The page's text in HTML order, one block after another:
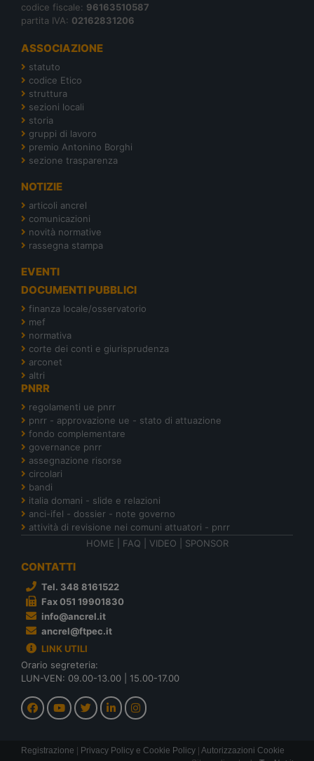
codice fiscale: 96163510587
partita IVA: 02162831206
ASSOCIAZIONE
statuto
codice Etico
struttura
sezioni locali
storia
gruppi di lavoro
premio Antonino Borghi
sezione trasparenza
NOTIZIE
articoli ancrel
comunicazioni
novità normative
rassegna stampa
EVENTI
DOCUMENTI PUBBLICI
finanza locale/osservatorio
mef
normativa
corte dei conti e giurisprudenza
arconet
altri
PNRR
regolamenti ue pnrr
pnrr - approvazione ue - stato di attuazione
fondo complementare
governance pnrr
assegnazione risorse
circolari
bandi
italia domani - slide e relazioni
anci-ifel - dossier - note governo
attività di revisione nei comuni attuatori - pnrr
HOME
FAQ VIDEO SPONSOR
CONTATTI
Tel. 348 8161522
Fax 051 19901830
info@ancrel.it
ancrel@ftpec.it
LINK UTILI
Orario segreteria:
LUN-VEN: 09.00-13.00 | 15.00-17.00
Registrazione | Privacy Policy e Cookie Policy | Autorizzazioni Cookie